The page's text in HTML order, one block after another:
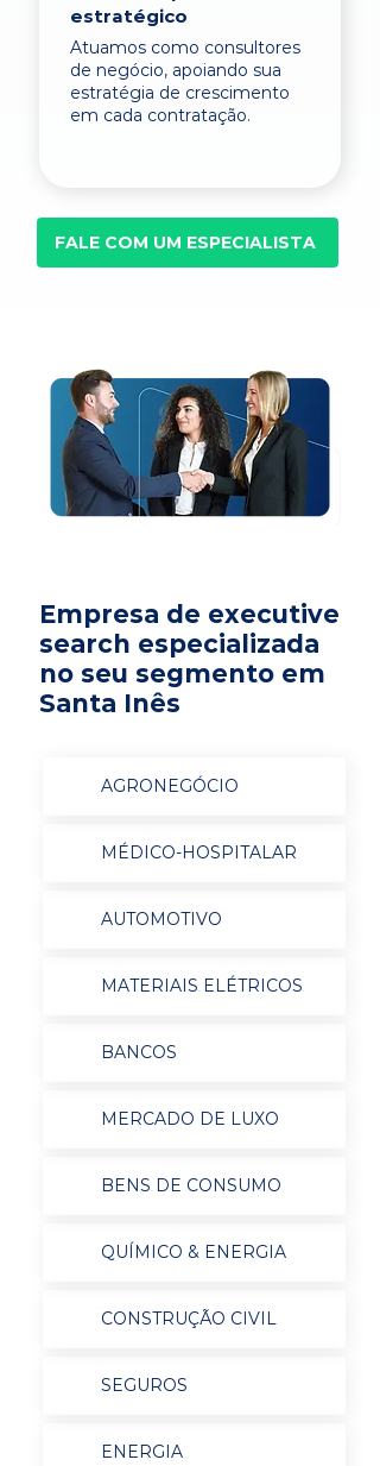
estratégico
Atuamos como consultores
de negócio, apoiando sua
estratégia de crescimento
em cada contratação.
FALE COM UM ESPECIALISTA
Empresa de executive
search especializada
no seu segmento em
Santa Inês
AGRONEGÓCIO
MÉDICO-HOSPITALAR
AUTOMOTIVO
MATERIAIS ELÉTRICOS
BANCOS
MERCADO DE LUXO
BENS DE CONSUMO
QUÍMICO & ENERGIA
CONSTRUÇÃO CIVIL
SEGUROS
ENERGIA